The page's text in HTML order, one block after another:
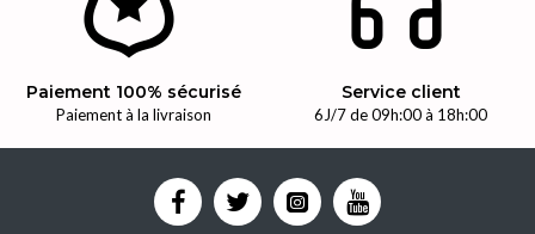
Paiement 100% sécurisé
Paiement à la livraison
Service client
6J/7 de 09h:00 à 18h:00